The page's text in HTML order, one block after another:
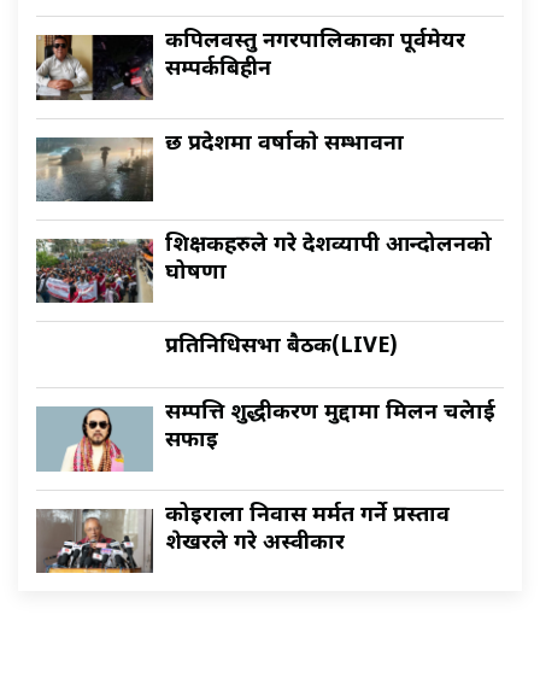
कपिलवस्तु नगरपालिकाका पूर्वमेयर
सम्पर्कबिहीन
छ प्रदेशमा वर्षाकाे सम्भावना
शिक्षकहरुले गरे देशव्यापी आन्दोलनको
घोषणा
प्रतिनिधिसभा बैठक(LIVE)
सम्पत्ति शुद्धीकरण मुद्दामा मिलन चक्रेलाई
सफाइ
कोइराला निवास मर्मत गर्ने प्रस्ताव
शेखरले गरे अस्वीकार